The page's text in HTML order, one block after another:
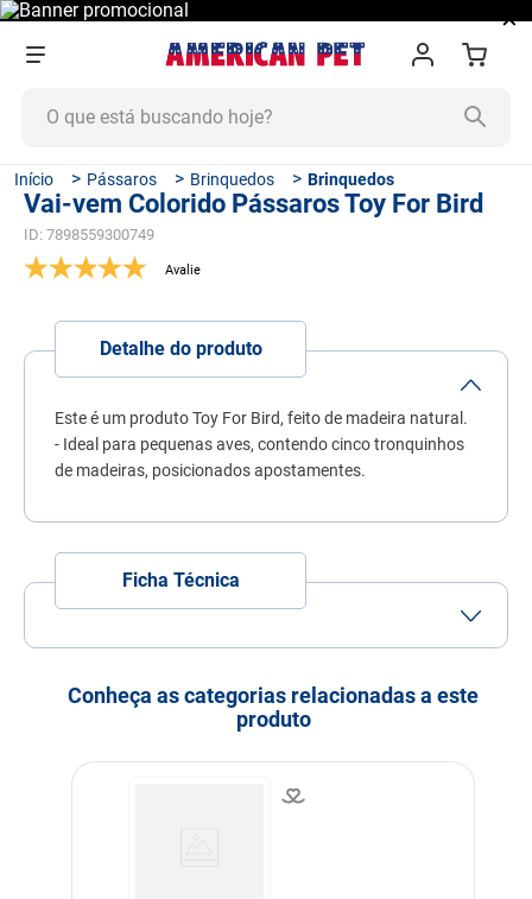
×
Pássaros Brinquedos Brinquedos
Vai-vem Colorido Pássaros Toy For Bird
ID: 7898559300749
Detalhe do produto
Este é um produto Toy For Bird, feito de madeira natural.
- Ideal para pequenas aves, contendo cinco tronquinhos
de madeiras, posicionados apostamentes.
Ficha Técnica
Pássaros
Material ArameMadeiraSisal
Conheça as categorias relacionadas a este
produto
TERMOS MAIS BUSCADOS
1º
ração cachorro
areia
5º
ração
6º
ração úmida
7º
fórmula natural
sachê gato